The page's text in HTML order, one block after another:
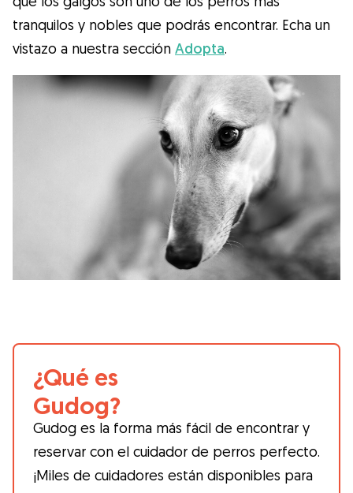
tranquilos y nobles que podrás encontrar. Echa un
vistazo a nuestra sección Adopta.
¿Qué es
Gudog?
Gudog es la forma más fácil de encontrar y
reservar con el cuidador de perros perfecto.
¡Miles de cuidadores están disponibles para